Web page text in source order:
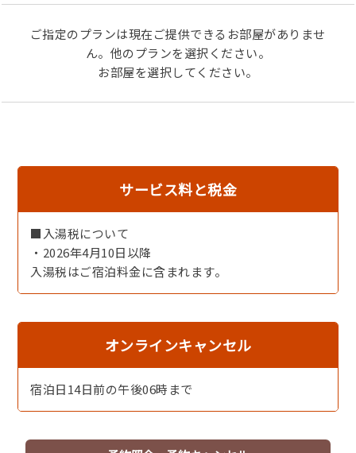
・魚介の造り舟盛5種
自家製塩、又は
地元醤油蔵｢坂長｣の刺身醤油でどうそ
・海老の天ぷら
・季節の釜炊きご飯
・赤出汁
・香の物
・デザート
※小学生は■除く
・身体にやさしい和食の個人膳
一組様ごとに炊きあげる丹後米の
選べる2種のお味噌汁など、丹後のおいしい朝ごはん
ご指定のプランは現在ご提供できるお部屋がありませ
ん。他のプランを選択ください。
お部屋を選択してください。
サービス料と税金
■入湯税について
・2026年4月10日以降
入湯税はご宿泊料金に含まれます。
オンラインキャンセル
宿泊日14日前の午後06時まで